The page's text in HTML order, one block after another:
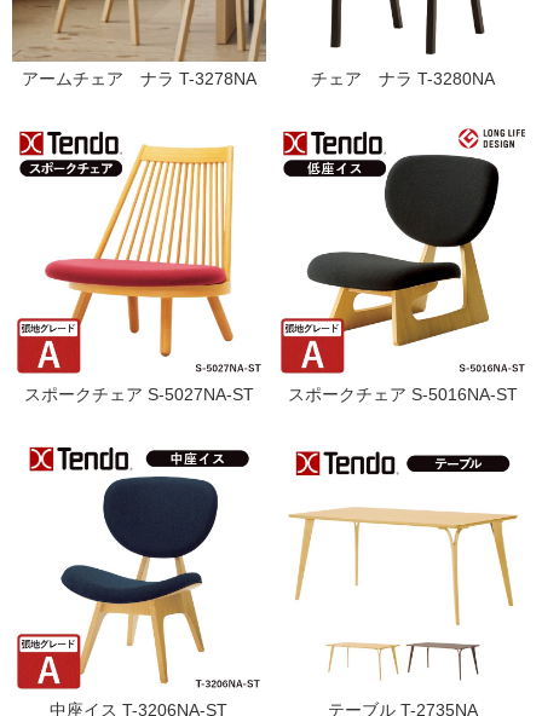
アームチェア ナラ T-3278NA チェア ナラ T-3280NA
スポークチェア S-5027NA-ST スポークチェア S-5016NA-ST
中座イス T-3206NA-ST テーブル T-2735NA